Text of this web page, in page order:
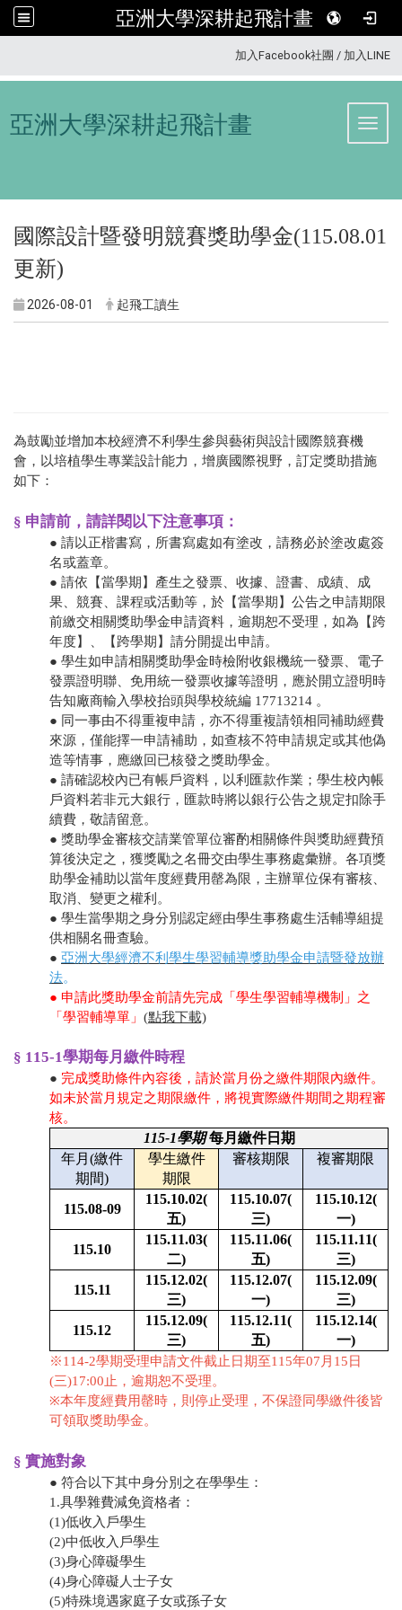
亞洲大學深耕起飛計畫
加入Facebook社團 / 加入LINE
亞洲大學深耕起飛計畫
國際設計暨發明競賽獎助學金(115.08.01
更新)
2026-08-01 起飛工讀生
為鼓勵並增加本校經濟不利學生參與藝術與設計國際競賽機
會，以培植學生專業設計能力，增廣國際視野，訂定獎助措施
如下：
§ 申請前，請詳閱以下注意事項：
● 請以正楷書寫，所書寫處如有塗改，請務必於塗改處簽
名或蓋章。
● 請依【當學期】產生之發票、收據、證書、成績、成
果、競賽、課程或活動等，於【當學期】公告之申請期限
前繳交相關獎助學金申請資料，逾期恕不受理，如為【跨
年度】、【跨學期】請分開提出申請。
● 學生如申請相關獎助學金時檢附收銀機統一發票、電子
發票證明聯、免用統一發票收據等證明，應於開立證明時
告知廠商輸入學校抬頭與學校統編 17713214 。
● 同一事由不得重複申請，亦不得重複請領相同補助經費
來源，僅能擇一申請補助，如查核不符申請規定或其他偽
造等情事，應繳回已核發之獎助學金。
● 請確認校內已有帳戶資料，以利匯款作業；學生校內帳
戶資料若非元大銀行，匯款時將以銀行公告之規定扣除手
續費，敬請留意。
● 獎助學金審核交請業管單位審酌相關條件與獎助經費預
算後決定之，獲獎勵之名冊交由學生事務處彙辦。各項獎
助學金補助以當年度經費用罄為限，主辦單位保有審核、
取消、變更之權利。
● 學生當學期之身分別認定經由學生事務處生活輔導組提
供相關名冊查驗。
● 亞洲大學經濟不利學生學習輔導獎助學金申請暨發放辦
法。
● 申請此獎助學金前請先完成「學生學習輔導機制」之
「學習輔導單」 (點我下載)
§ 115-1學期每月繳件時程
● 完成獎助條件內容後，請於當月份之繳件期限內繳件。
如未於當月規定之期限繳件，將視實際繳件期間之期程審
核。
115-1學期每月繳件日期
年月(繳件
期間)
學生繳件
期限
審核期限 複審期限
115.08-09
115.10.02(
五)
115.10.07(
三)
115.10.12(
一)
115.10
115.11.03(
二)
115.11.06(
五)
115.11.11(
三)
115.11
115.12.02(
三)
115.12.07(
一)
115.12.09(
三)
115.12
115.12.09(
三)
115.12.11(
五)
115.12.14(
一)
※114-2學期受理申請文件截止日期至115年07月15日
(三)17:00止，逾期恕不受理。
※本年度經費用罄時，則停止受理，不保證同學繳件後皆
可領取獎助學金。
§ 實施對象
● 符合以下其中身分別之在學學生：
1.具學雜費減免資格者：
​(1)低收入戶學生
​(2)中低收入戶學生
​(3)身心障礙學生
​(4)身心障礙人士子女
​(5)特殊境遇家庭子女或孫子女